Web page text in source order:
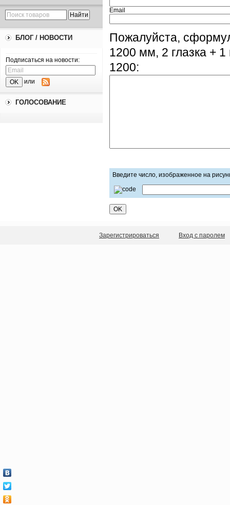
БЛОГ / НОВОСТИ
Подписаться на новости:
или
ГОЛОСОВАНИЕ
Email
Пожалуйста,
1200 мм, 2 глазка +
1200:
Введите число, изображенное на
Зарегистрироваться Вход с паролем